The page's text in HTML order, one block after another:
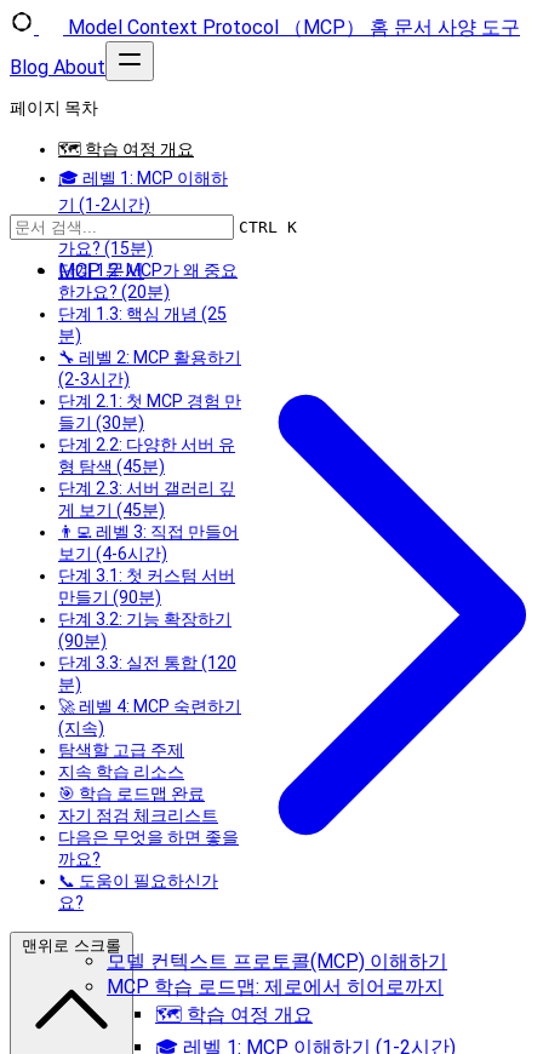
Model Context Protocol （MCP） 홈 문서 사양 도구
Blog About
CTRL K
MCP 문서
모델 컨텍스트 프로토콜(MCP) 이해하기
MCP 학습 로드맵: 제로에서 히어로까지
🗺️ 학습 여정 개요
🎓 레벨 1: MCP 이해하기 (1-2시간)
페이지 목차
🗺️ 학습 여정 개요
🎓 레벨 1: MCP 이해하
기 (1-2시간)
단계 1.1: MCP란 무엇인
가요? (15분)
단계 1.2: MCP가 왜 중요
한가요? (20분)
단계 1.3: 핵심 개념 (25
분)
🔧 레벨 2: MCP 활용하기
(2-3시간)
단계 2.1: 첫 MCP 경험 만
들기 (30분)
단계 2.2: 다양한 서버 유
형 탐색 (45분)
단계 2.3: 서버 갤러리 깊
게 보기 (45분)
👨‍💻 레벨 3: 직접 만들어
보기 (4-6시간)
단계 3.1: 첫 커스텀 서버
만들기 (90분)
단계 3.2: 기능 확장하기
(90분)
단계 3.3: 실전 통합 (120
분)
🚀 레벨 4: MCP 숙련하기
(지속)
탐색할 고급 주제
지속 학습 리소스
🎯 학습 로드맵 완료
자기 점검 체크리스트
다음은 무엇을 하면 좋을
까요?
📞 도움이 필요하신가
요?
맨위로 스크롤